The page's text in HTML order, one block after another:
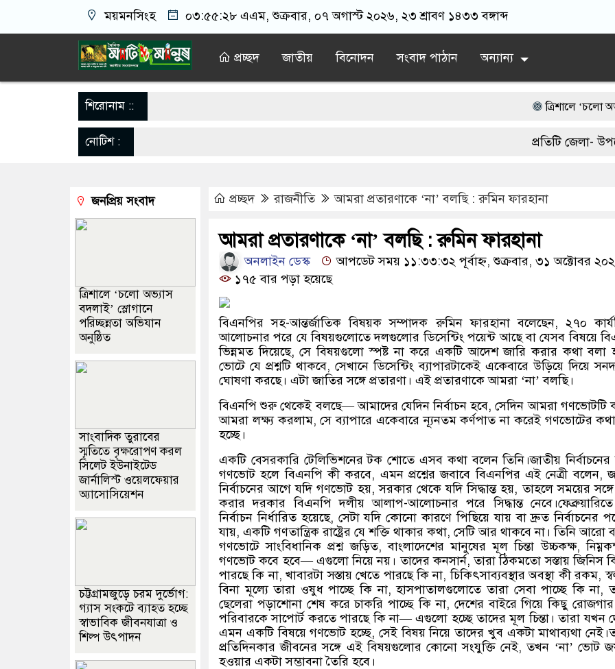
ময়মনসিংহ ০৩:৫৫:২৮ এএম, শুক্রবার, ০৭ অগাস্ট ২০২৬, ২৩ শ্রাবণ ১৪৩৩ বঙ্গাব্দ
প্রচ্ছদ জাতীয় বিনোদন সংবাদ পাঠান অন্যান্য
শিরোনাম :: ‎ত্রিশালে ‘চলো অভ্যাস
পাকা সেতুর অভাবে ৫০
আওয়ামী লীগ আমলে এক
দেশের বাজারে ফের বড়
নোটিশ :
প্রতিটি জেলা-
প্রচ্ছদ
রাজনীতি আমরা প্রতারণাকে ‌‌‘না’ বলছি : রুমিন ফারহানা
আমরা প্রতারণাকে ‌‌‘না’ বলছি : রুমিন ফারহানা
অনলাইন ডেস্ক
আপডেট সময় ১১:৩৩:৩২ পূর্বাহ্ন, শুক্রবার, ৩১ অক্টোবর
১৭৫ বার পড়া হয়েছে
বিএনপির সহ-আন্তর্জাতিক বিষয়ক সম্পাদক রুমিন ফারহানা বলেছেন, ২৭০
আলোচনার পরে যে বিষয়গুলোতে দলগুলোর ডিসেন্টিং পয়েন্ট আছে বা যেসব বিষয়ে
ভিন্নমত দিয়েছে, সে বিষয়গুলো স্পষ্ট না করে একটি আদেশ জারি করার কথা বলা
ভোটে যে প্রশ্নটি থাকবে, সেখানে ডিসেন্টিং ব্যাপারটাকেই একেবারে উড়িয়ে দিয়ে
ঘোষণা করছে। এটা জাতির সঙ্গে প্রতারণা। এই প্রতারণাকে আমরা ‘না’ বলছি।
বিএনপি শুরু থেকেই বলছে— আমাদের যেদিন নির্বাচন হবে, সেদিন আমরা গণভোটটি
আমরা লক্ষ্য করলাম, সে ব্যাপারে একেবারে ন্যূনতম কর্ণপাত না করেই গণভোটের
হচ্ছে।
একটি বেসরকারি টেলিভিশনের টক শোতে এসব কথা বলেন তিনি।জাতীয়
গণভোট হলে বিএনপি কী করবে, এমন প্রশ্নের জবাবে বিএনপির এই নেত্রী বলেন,
নির্বাচনের আগে যদি গণভোট হয়, সরকার থেকে যদি সিদ্ধান্ত হয়, তাহলে সময়ের সঙ্গে
করার দরকার বিএনপি দলীয় আলাপ-আলোচনার পরে সিদ্ধান্ত
নির্বাচন নির্ধারিত হয়েছে, সেটা যদি কোনো কারণে পিছিয়ে যায় বা দ্রুত নির্বাচনের
যায়, একটি গণতান্ত্রিক রাষ্ট্রের যে শক্তি থাকার কথা, সেটি আর থাকবে না। তিনি আরো
গণভোটে সাংবিধানিক প্রশ্ন জড়িত, বাংলাদেশের মানুষের মূল চিন্তা উচ্চকক্ষ,
গণভোট কবে হবে— এগুলো নিয়ে নয়। তাদের কনসার্ন, তারা ঠিকমতো সস্তায় জিনিস
পারছে কি না, খাবারটা সস্তায় খেতে পারছে কি না, চিকিৎসাব্যবস্থার অবস্থা কী রকম,
বিনা মূল্যে তারা ওষুধ পাচ্ছে কি না, হাসপাতালগুলোতে তারা সেবা পাচ্ছে কি না,
ছেলেরা পড়াশোনা শেষ করে চাকরি পাচ্ছে কি না, দেশের বাইরে গিয়ে কিছু
পরিবারকে সাপোর্ট করতে পারছে কি না— এগুলো হচ্ছে তাদের মূল চিন্তা। তারা যখন
এমন একটি বিষয়ে গণভোট হচ্ছে, সেই বিষয় নিয়ে তাদের খুব একটা মাথাব্যথা
প্রতিদিনকার জীবনের সঙ্গে এই বিষয়গুলোর কোনো সংযুক্তি নেই, তখন ‘না’ ভোট
হওয়ার একটা সম্ভাবনা তৈরি হবে।
জনপ্রিয় সংবাদ
‎ত্রিশালে ‘চলো অভ্যাস
বদলাই’ স্লোগানে
পরিচ্ছন্নতা অভিযান
অনুষ্ঠিত
সাংবাদিক তুরাবের
স্মৃতিতে বৃক্ষরোপণ করল
সিলেট ইউনাইটেড
জার্নালিস্ট ওয়েলফেয়ার
অ্যাসোসিয়েশন
চট্টগ্রামজুড়ে চরম দুর্ভোগ:
গ্যাস সংকটে ব্যাহত হচ্ছে
স্বাভাবিক জীবনযাত্রা ও
শিল্প উৎপাদন